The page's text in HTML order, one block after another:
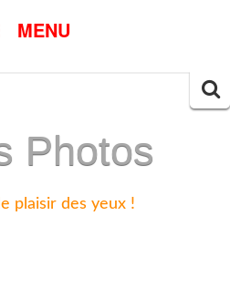
MENU
Photos
plaisir des yeux !